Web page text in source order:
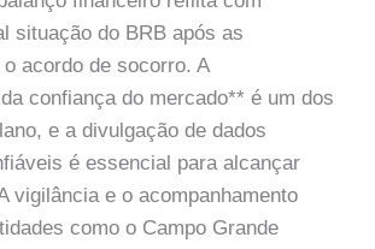
situação do BRB após as
acordo de socorro. A
confiança do mercado** é um dos
e a divulgação de dados
é essencial para alcançar
vigilância e o acompanhamento
como o Campo Grande